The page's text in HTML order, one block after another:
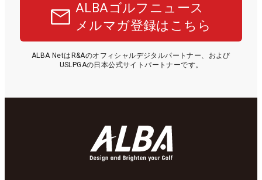
ALBAゴルフニュース
メルマガ登録はこちら
ALBA NetはR&Aのオフィシャルデジタルパートナー、および
USLPGAの日本公式サイトパートナーです。